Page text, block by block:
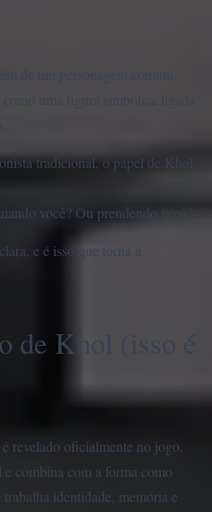
tradicional, o papel de Khol
você? Ou prendendo você?
e é isso que torna a
Khol (isso é
revelado oficialmente no jogo.
combina com a forma como
identidade, memória e